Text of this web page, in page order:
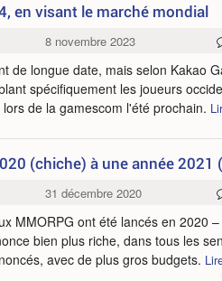
en visant le marché mondial
8 novembre 2023
de longue date, mais selon Kakao
spécifiquement les joueurs
de la gamescom l'été prochain.
(chiche) à une année 2021
31 décembre 2020
MMORPG ont été lancés en 2020
bien plus riche, dans tous les
avec de plus gros budgets.